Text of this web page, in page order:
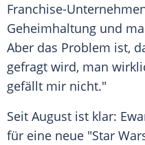
Franchise-
Geheimhaltung und
Aber das Problem ist,
gefragt wird, man
gefällt mir nicht."
Seit August ist klar:
für eine neue "Star